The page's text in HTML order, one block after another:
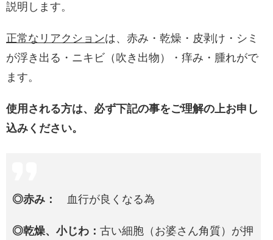
説明します。
正常なリアクションは、赤み・乾燥・皮剥け・シミ
が浮き出る・ニキビ（吹き出物）・痒み・腫れがで
ます。
使用される方は、必ず下記の事をご理解の上お申し
込みください。
◎赤み： 血行が良くなる為
◎乾燥、小じわ： 古い細胞（お婆さん角質）が押